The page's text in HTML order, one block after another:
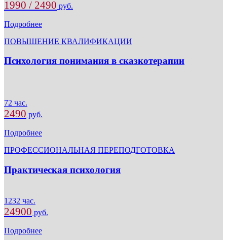
1990 / 2490 руб.
Подробнее
ПОВЫШЕНИЕ КВАЛИФИКАЦИИ
Психология понимания в сказкотерапии
72 час.
2490 руб.
Подробнее
ПРОФЕССИОНАЛЬНАЯ ПЕРЕПОДГОТОВКА
Практическая психология
1232 час.
24900 руб.
Подробнее